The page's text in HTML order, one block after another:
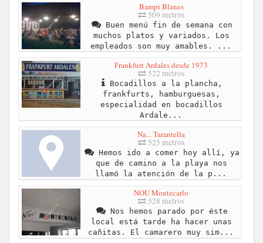
Bampi Blanes
509 metros
Buen menú fin de semana con
muchos platos y variados. Los
empleados son muy amables. ...
Frankfurt Ardales desde 1973
522 metros
Bocadillos a la plancha,
frankfurts, hamburguesas,
especialidad en bocadillos
Ardale...
Na... Tarantella
525 metros
Hemos ido a comer hoy allí, ya
que de camino a la playa nos
llamó la atención de la p...
NOU Montecarlo
528 metros
Nos hemos parado por éste
local está tarde ha hacer unas
cañitas. El camarero muy sim...